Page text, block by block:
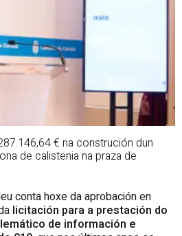
€ na construción dun
de calistenia na praza de
conta hoxe da aprobación en
licitación para a prestación do
de información e